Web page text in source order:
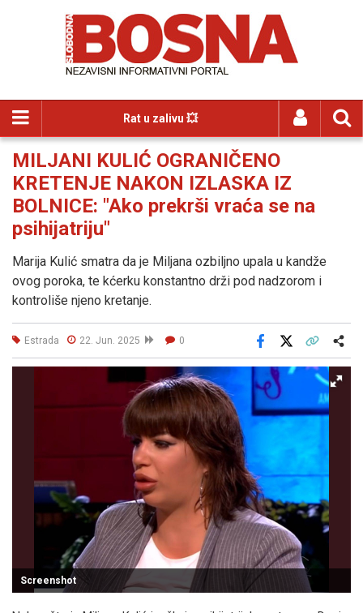
Rat u zalivu 💥
MILJANI KULIĆ OGRANIČENO
KRETENJE NAKON IZLASKA IZ
BOLNICE: "Ako prekrši vraća se na
psihijatriju"
Marija Kulić smatra da je Miljana ozbiljno upala u kandže
ovog poroka, te kćerku konstantno drži pod nadzorom i
kontroliše njeno kretanje.
Estrada 22. Jun. 2025 0
Facebook
Screenshot